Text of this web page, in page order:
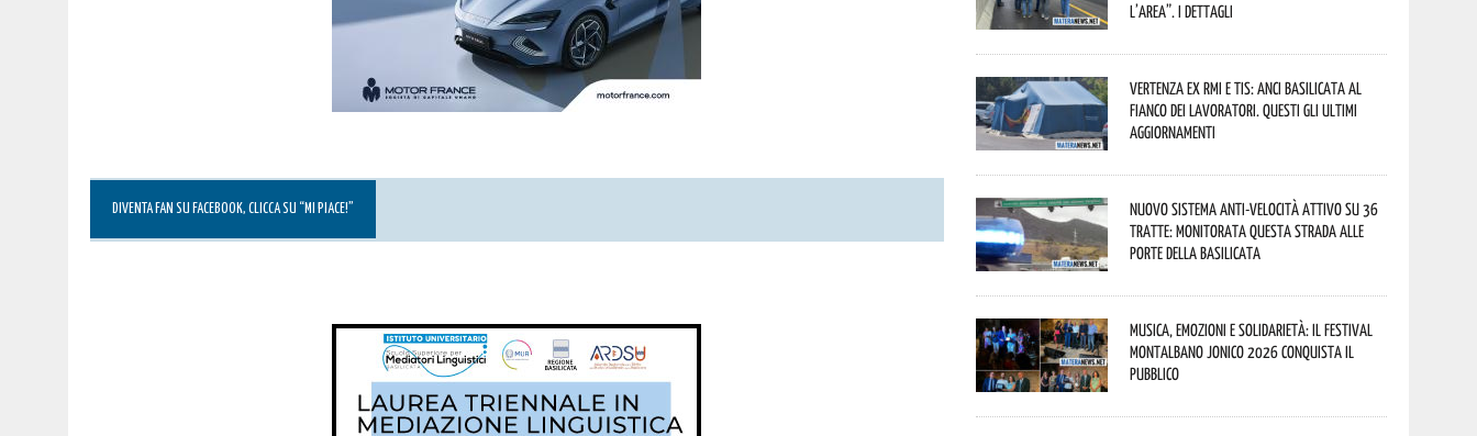
DIVENTA FAN SU FACEBOOK, CLICCA SU “MI PIACE!”
l’area”. I dettagli
Vertenza ex RMI e TIS: ANCI Basilicata al
fianco dei lavoratori. Questi gli ultimi
aggiornamenti
Nuovo sistema anti-velocità attivo su 36
tratte: monitorata questa strada alle
porte della Basilicata
Musica, emozioni e solidarietà: il Festival
Montalbano Jonico 2026 conquista il
pubblico